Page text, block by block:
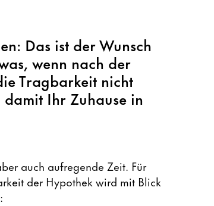
Das ist der Wunsch
wenn nach der
Tragbarkeit nicht
Ihr Zuhause in
auch aufregende Zeit. Für
der Hypothek wird mit Blick